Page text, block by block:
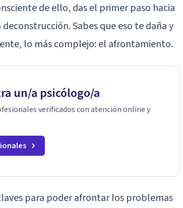
de ello, das el primer paso hacia
Sabes que eso te daña y
lo más complejo: el afrontamiento.
un/a psicólogo/a
verificados con atención online y
para poder afrontar los problemas